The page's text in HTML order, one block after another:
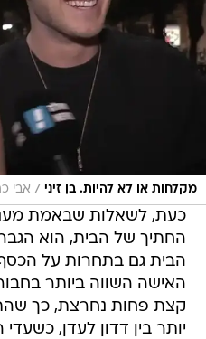
מקלחות או לא להיות. בן זיני / אבי
כעת, לשאלות שבאמת
החתיך של הבית, הוא
הבית גם בתחרות על
האישה השווה ביותר
קצת פחות נחרצת, כך
יותר בין דדון לעדן,